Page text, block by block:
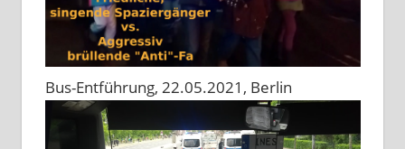
Bus-Entführung, 22.05.2021, Berlin